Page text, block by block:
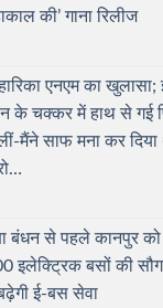
की’ गाना रिलीज
एनएम का खुलासा;
के चक्कर में हाथ से गई
मैंने साफ मना कर
बंधन से पहले कानपुर को
इलेक्ट्रिक बसों की
ई-बस सेवा